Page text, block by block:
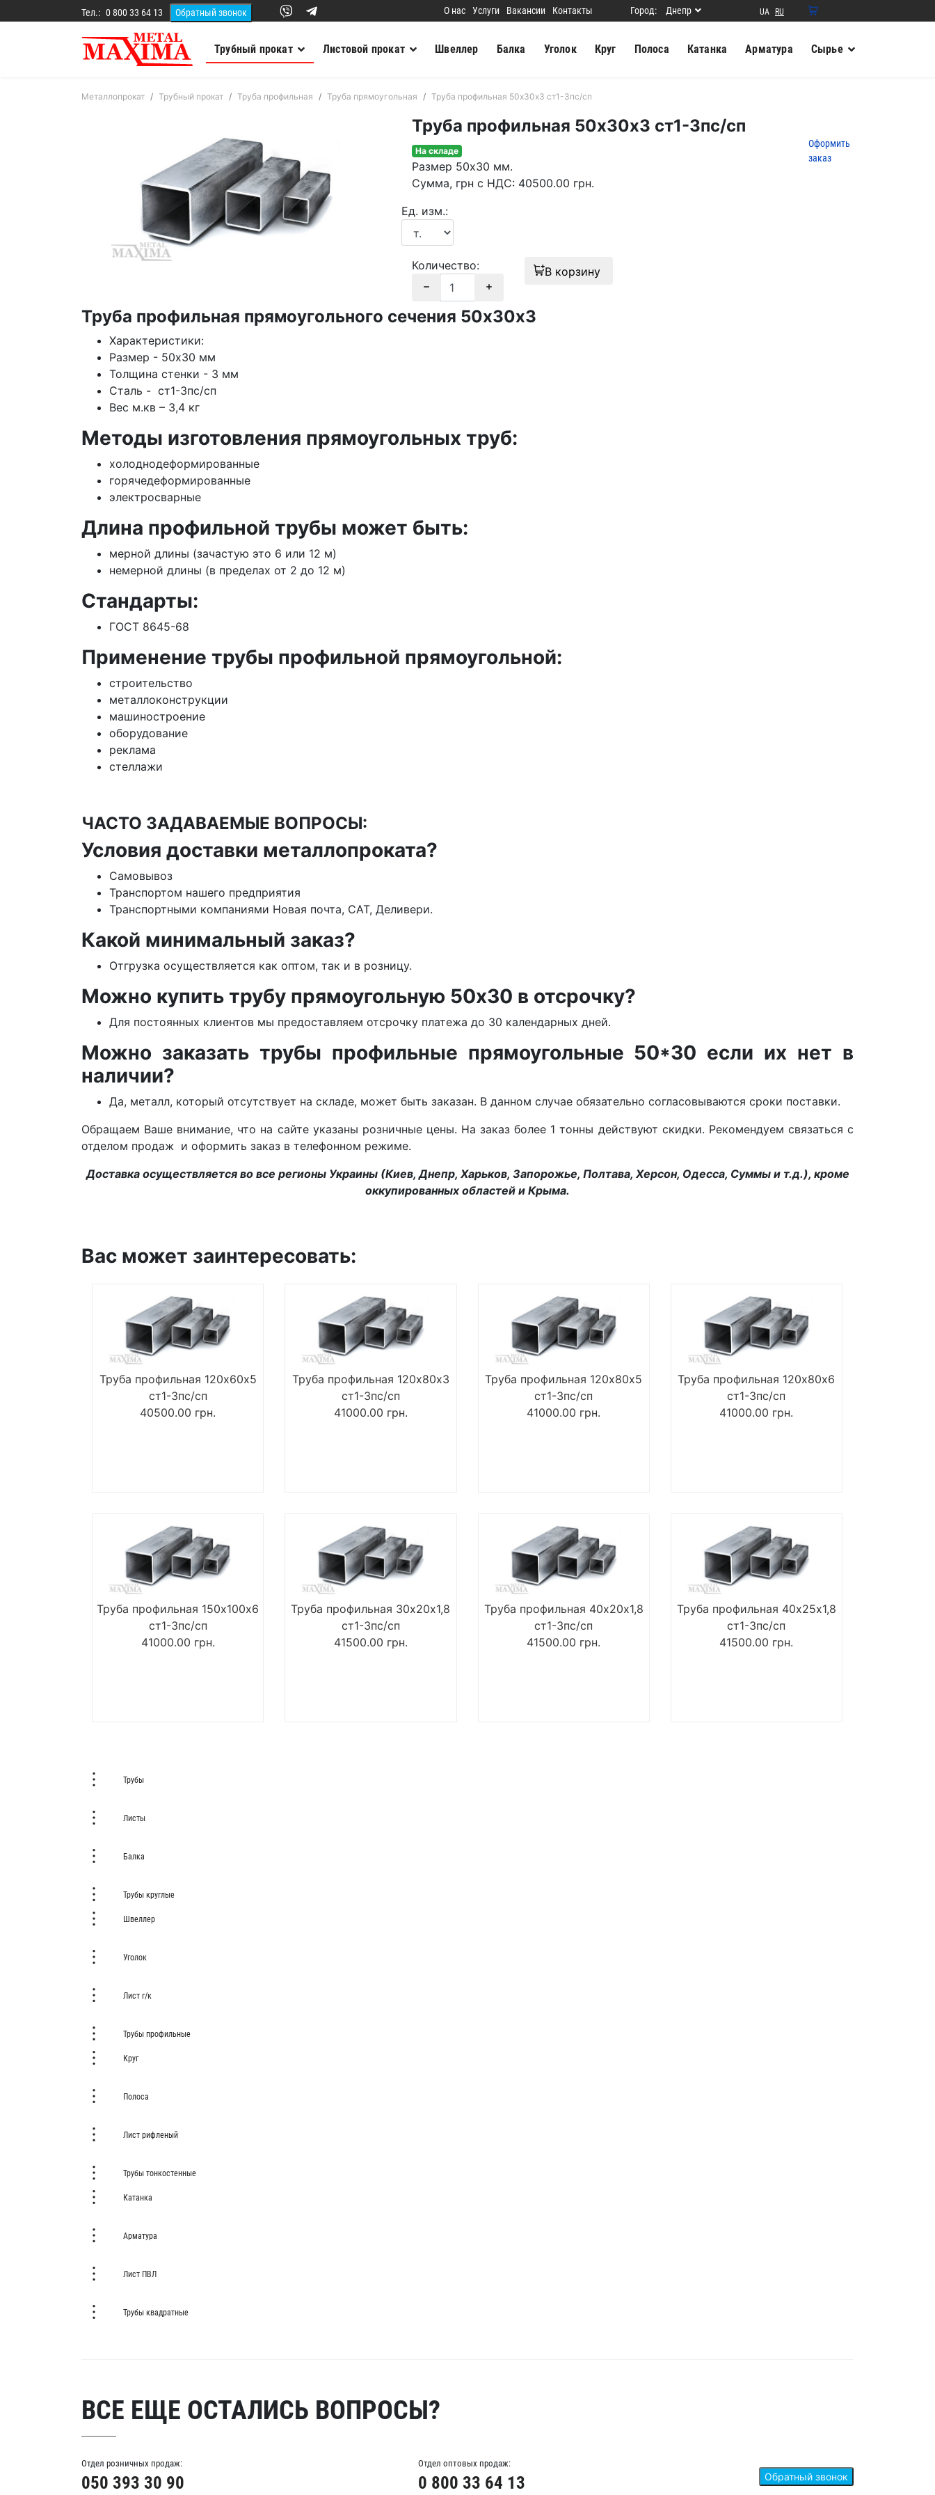
Тел.: 0 800 33 64 13 О нас Услуги Вакансии Контакты Город: Днепр UA RU
корзина
Оформить
заказ
Трубный прокат Листовой прокат Швеллер Балка Уголок Круг Полоса Катанка Арматура Сырье
Металлопрокат Трубный прокат Труба профильная Труба прямоугольная Труба профильная 50х30х3 ст1-3пс/сп
Труба профильная 50х30х3 ст1-3пс/сп
На складе
Размер 50х30 мм.
Сумма, грн с НДС: 40500.00 грн.
Ед. изм.:
Количество: В корзину
Труба профильная прямоугольного сечения 50х30х3
Характеристики:
Размер - 50х30 мм
Толщина стенки - 3 мм
Сталь - ст1-3пс/сп
Вес м.кв – 3,4 кг
Методы изготовления прямоугольных труб:
холоднодеформированные
горячедеформированные
электросварные
Длина профильной трубы может быть:
мерной длины (зачастую это 6 или 12 м)
немерной длины (в пределах от 2 до 12 м)
Стандарты:
ГОСТ 8645-68
Применение трубы профильной прямоугольной:
строительство
металлоконструкции
машиностроение
оборудование
реклама
стеллажи
ЧАСТО ЗАДАВАЕМЫЕ ВОПРОСЫ:
Условия доставки металлопроката?
Самовывоз
Транспортом нашего предприятия
Транспортными компаниями Новая почта, САТ, Деливери.
Какой минимальный заказ?
Отгрузка осуществляется как оптом, так и в розницу.
Можно купить трубу прямоугольную 50х30 в отсрочку?
Для постоянных клиентов мы предоставляем отсрочку платежа до 30 календарных дней.
Можно заказать трубы профильные прямоугольные 50*30 если их нет в
наличии?
Да, металл, который отсутствует на складе, может быть заказан. В данном случае обязательно согласовываются сроки поставки.
Обращаем Ваше внимание, что на сайте указаны розничные цены. На заказ более 1 тонны действуют скидки. Рекомендуем связаться с
отделом продаж и оформить заказ в телефонном режиме.
Доставка осуществляется во все регионы Украины (Киев, Днепр, Харьков, Запорожье, Полтава, Херсон, Одесса, Суммы и т.д.), кроме
оккупированных областей и Крыма.
Вас может заинтересовать:
Труба профильная 120х60х5
ст1-3пс/сп
40500.00 грн.
Труба профильная 120х80х3
ст1-3пс/сп
41000.00 грн.
Труба профильная 120х80х5
ст1-3пс/сп
41000.00 грн.
Труба профильная 120х80х6
ст1-3пс/сп
41000.00 грн.
Труба профильная 150х100х6
ст1-3пс/сп
41000.00 грн.
Труба профильная 30х20х1,8
ст1-3пс/сп
41500.00 грн.
Труба профильная 40х20х1,8
ст1-3пс/сп
41500.00 грн.
Труба профильная 40х25х1,8
ст1-3пс/сп
41500.00 грн.
Трубы
Листы
Балка
Трубы круглые
Швеллер
Уголок
Лист г/к
Трубы профильные
Круг
Полоса
Лист рифленый
Трубы тонкостенные
Катанка
Арматура
Лист ПВЛ
Трубы квадратные
ВСЕ ЕЩЕ ОСТАЛИСЬ ВОПРОСЫ?
Отдел розничных продаж:
050 393 30 90
Отдел оптовых продаж:
0 800 33 64 13